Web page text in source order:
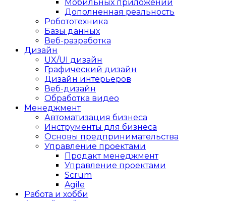
Мобильных приложений
Дополненная реальность
Робототехника
Базы данных
Веб-разработка
Дизайн
UX/UI дизайн
Графический дизайн
Дизайн интерьеров
Веб-дизайн
Обработка видео
Менеджмент
Автоматизация бизнеса
Инструменты для бизнеса
Основы предпринимательства
Управление проектами
Продакт менеджмент
Управление проектами
Scrum
Agile
Работа и хобби